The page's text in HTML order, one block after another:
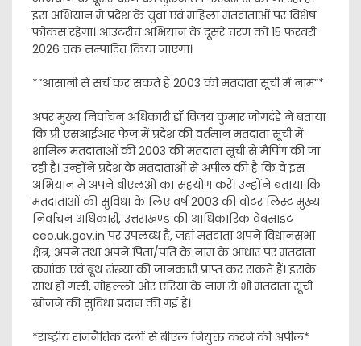
इस अभियान में प्रदेश के युवा एवं महिला मतदाताओं पर विशेष
फोकस रहेगा। आउटरीच अभियान के दूसरे चरण को 15 फरवरी
2026 तक सम्पादित किया जाएगा।
*”आसानी से सर्च कर सकते हैं 2003 की मतदाता सूची में नाम”*
अपर मुख्य निर्वाचन अधिकारी डॉ विजय कुमार जोगदंडे ने बताया
कि प्री एसआईआर फेज में प्रदेश की वर्तमान मतदाता सूची में
शामिल मतदाताओं की 2003 की मतदाता सूची से मैपिंग की जा
रही है। उन्होंने प्रदेश के मतदाताओं से अपील की है कि वे इस
अभियान में अपने बीएलओ का सहयोग करें। उन्होंने बताया कि
मतदाताओं की सुविधा के लिए वर्ष 2003 की वोटर लिस्ट मुख्य
निर्वाचन अधिकारी, उत्तराखण्ड की आधिकारिक वेबसाइट
ceo.uk.gov.in पर उपलब्ध है, जहां मतदाता अपने विधानसभा
क्षेत्र, अपने तथा अपने पिता/पति के नाम के आधार पर मतदाता
क्रमांक एवं बूथ संख्या की जानकारी प्राप्त कर सकते हैं। इसके
साथ ही गली, मोहल्लों और एरिया के नाम से भी मतदाता सूची
खोजने की सुविधा प्रदान की गई है।
*राष्ट्रीय राजनैतिक दलों से बीएल नियुक्त करने की अपील*